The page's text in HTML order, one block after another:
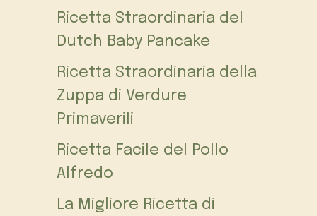
Ricetta Straordinaria del
Dutch Baby Pancake
Ricetta Straordinaria della
Zuppa di Verdure
Primaverili
Ricetta Facile del Pollo
Alfredo
La Migliore Ricetta di